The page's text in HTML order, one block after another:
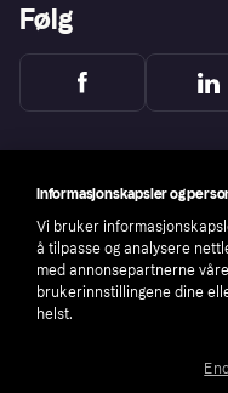
Følg
Informasjonskapsler og
Vi bruker
å tilpasse og analysere
med annonsepartnerne
brukerinnstillingene dine
helst.